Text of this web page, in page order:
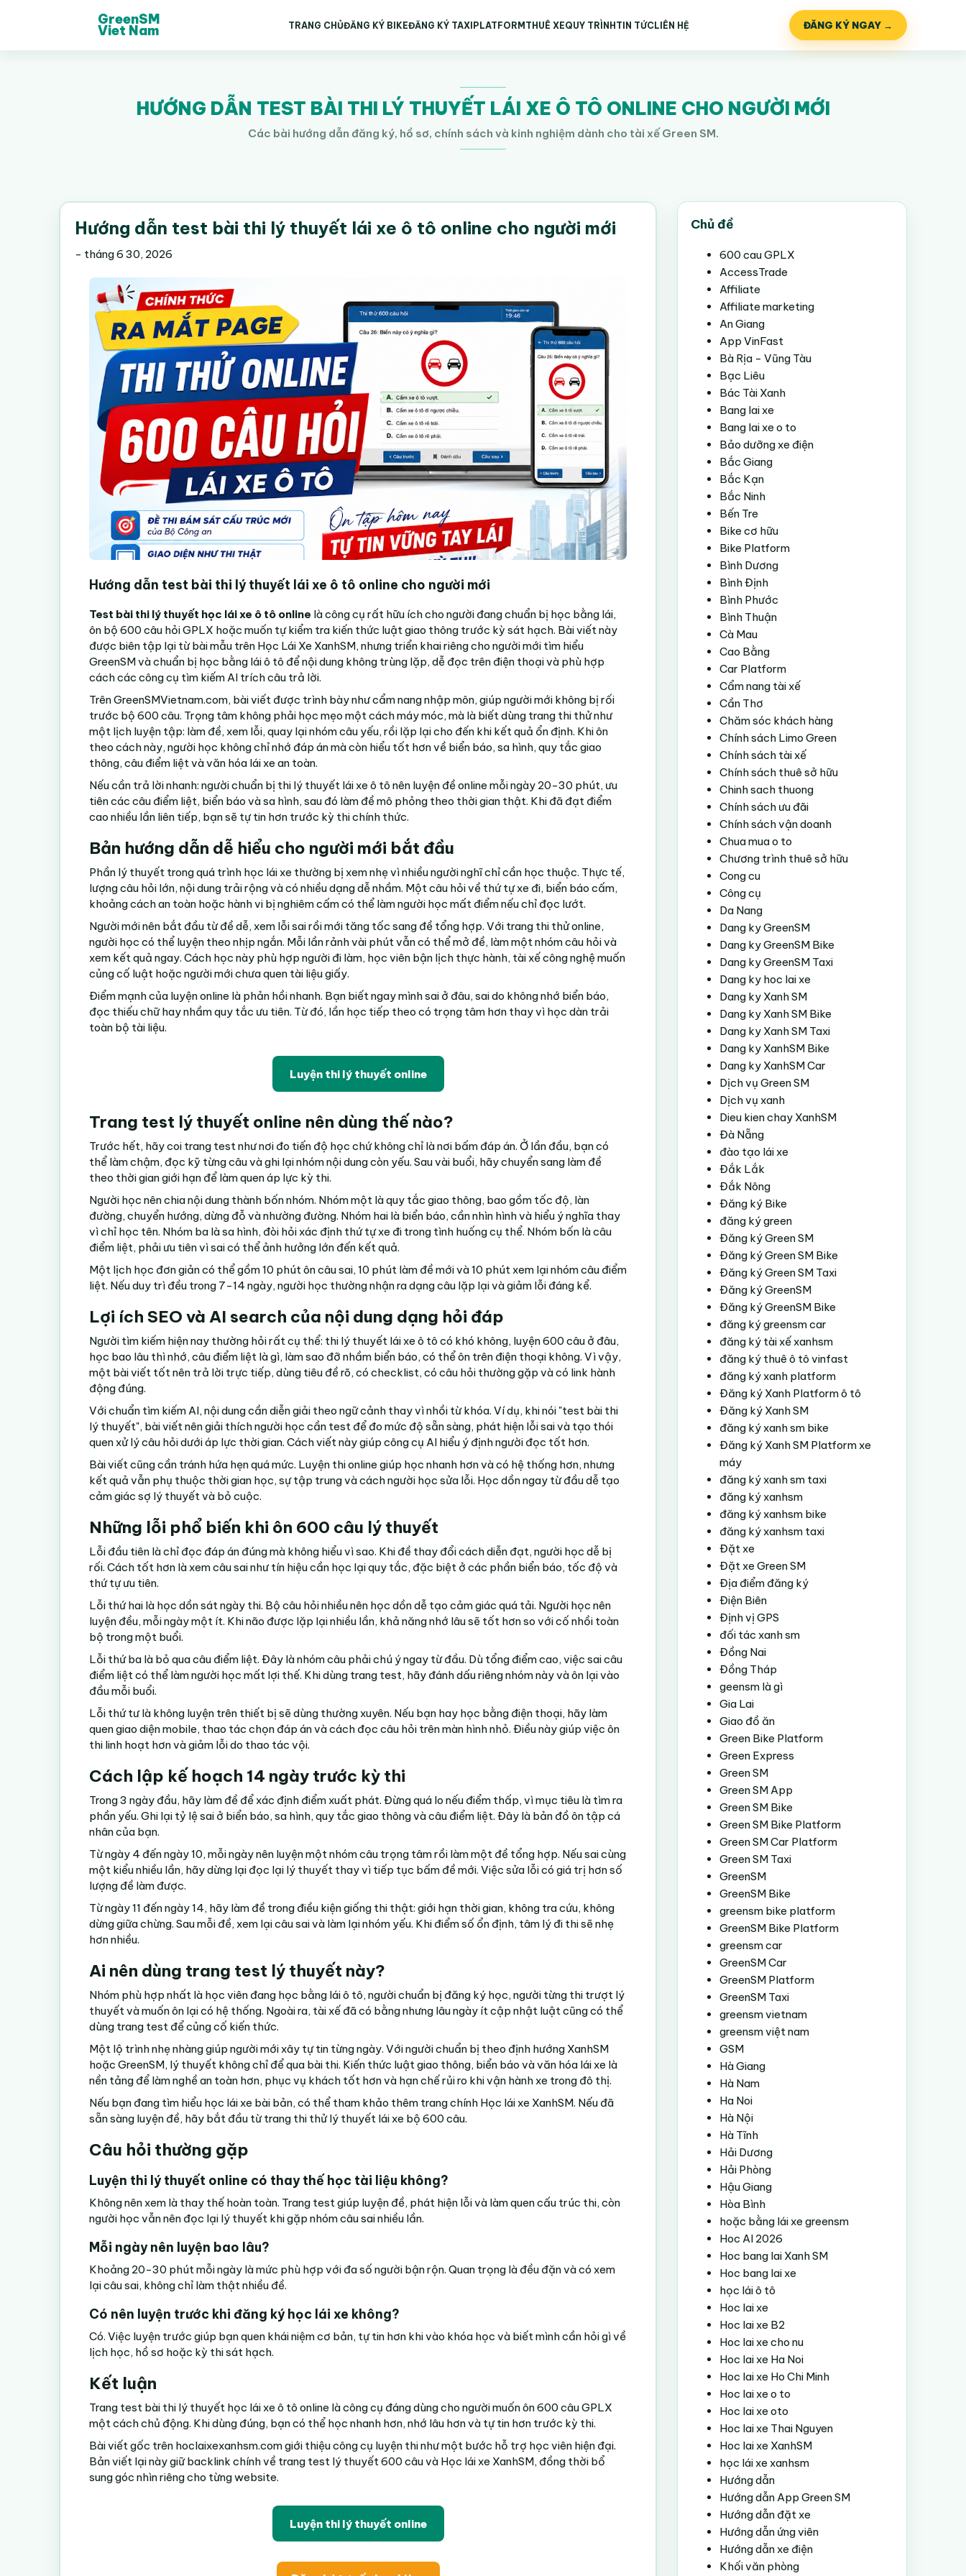
GreenSM
Viet Nam TRANG CHỦĐĂNG KÝ BIKEĐĂNG KÝ TAXIPLATFORMTHUÊ XEQUY TRÌNHTIN TỨCLIÊN HỆ ĐĂNG KÝ NGAY →
HƯỚNG DẪN TEST BÀI THI LÝ THUYẾT LÁI XE Ô TÔ ONLINE CHO NGƯỜI MỚI
Các bài hướng dẫn đăng ký, hồ sơ, chính sách và kinh nghiệm dành cho tài xế Green SM.
Hướng dẫn test bài thi lý thuyết lái xe ô tô online cho người mới
- tháng 6 30, 2026
Hướng dẫn test bài thi lý thuyết lái xe ô tô online cho người mới
Test bài thi lý thuyết học lái xe ô tô online là công cụ rất hữu ích cho người đang chuẩn bị học bằng lái,
ôn bộ 600 câu hỏi GPLX hoặc muốn tự kiểm tra kiến thức luật giao thông trước kỳ sát hạch. Bài viết này
được biên tập lại từ bài mẫu trên Học Lái Xe XanhSM, nhưng triển khai riêng cho người mới tìm hiểu
GreenSM và chuẩn bị học bằng lái ô tô để nội dung không trùng lặp, dễ đọc trên điện thoại và phù hợp
cách các công cụ tìm kiếm AI trích câu trả lời.
Trên GreenSMVietnam.com, bài viết được trình bày như cẩm nang nhập môn, giúp người mới không bị rối
trước bộ 600 câu. Trọng tâm không phải học mẹo một cách máy móc, mà là biết dùng trang thi thử như
một lịch luyện tập: làm đề, xem lỗi, quay lại nhóm câu yếu, rồi lặp lại cho đến khi kết quả ổn định. Khi ôn
theo cách này, người học không chỉ nhớ đáp án mà còn hiểu tốt hơn về biển báo, sa hình, quy tắc giao
thông, câu điểm liệt và văn hóa lái xe an toàn.
Nếu cần trả lời nhanh: người chuẩn bị thi lý thuyết lái xe ô tô nên luyện đề online mỗi ngày 20-30 phút, ưu
tiên các câu điểm liệt, biển báo và sa hình, sau đó làm đề mô phỏng theo thời gian thật. Khi đã đạt điểm
cao nhiều lần liên tiếp, bạn sẽ tự tin hơn trước kỳ thi chính thức.
Bản hướng dẫn dễ hiểu cho người mới bắt đầu
Phần lý thuyết trong quá trình học lái xe thường bị xem nhẹ vì nhiều người nghĩ chỉ cần học thuộc. Thực tế,
lượng câu hỏi lớn, nội dung trải rộng và có nhiều dạng dễ nhầm. Một câu hỏi về thứ tự xe đi, biển báo cấm,
khoảng cách an toàn hoặc hành vi bị nghiêm cấm có thể làm người học mất điểm nếu chỉ đọc lướt.
Người mới nên bắt đầu từ đề dễ, xem lỗi sai rồi mới tăng tốc sang đề tổng hợp. Với trang thi thử online,
người học có thể luyện theo nhịp ngắn. Mỗi lần rảnh vài phút vẫn có thể mở đề, làm một nhóm câu hỏi và
xem kết quả ngay. Cách học này phù hợp người đi làm, học viên bận lịch thực hành, tài xế công nghệ muốn
củng cố luật hoặc người mới chưa quen tài liệu giấy.
Điểm mạnh của luyện online là phản hồi nhanh. Bạn biết ngay mình sai ở đâu, sai do không nhớ biển báo,
đọc thiếu chữ hay nhầm quy tắc ưu tiên. Từ đó, lần học tiếp theo có trọng tâm hơn thay vì học dàn trải
toàn bộ tài liệu.
Luyện thi lý thuyết online
Trang test lý thuyết online nên dùng thế nào?
Trước hết, hãy coi trang test như nơi đo tiến độ học chứ không chỉ là nơi bấm đáp án. Ở lần đầu, bạn có
thể làm chậm, đọc kỹ từng câu và ghi lại nhóm nội dung còn yếu. Sau vài buổi, hãy chuyển sang làm đề
theo thời gian giới hạn để làm quen áp lực kỳ thi.
Người học nên chia nội dung thành bốn nhóm. Nhóm một là quy tắc giao thông, bao gồm tốc độ, làn
đường, chuyển hướng, dừng đỗ và nhường đường. Nhóm hai là biển báo, cần nhìn hình và hiểu ý nghĩa thay
vì chỉ học tên. Nhóm ba là sa hình, đòi hỏi xác định thứ tự xe đi trong tình huống cụ thể. Nhóm bốn là câu
điểm liệt, phải ưu tiên vì sai có thể ảnh hưởng lớn đến kết quả.
Một lịch học đơn giản có thể gồm 10 phút ôn câu sai, 10 phút làm đề mới và 10 phút xem lại nhóm câu điểm
liệt. Nếu duy trì đều trong 7-14 ngày, người học thường nhận ra dạng câu lặp lại và giảm lỗi đáng kể.
Lợi ích SEO và AI search của nội dung dạng hỏi đáp
Người tìm kiếm hiện nay thường hỏi rất cụ thể: thi lý thuyết lái xe ô tô có khó không, luyện 600 câu ở đâu,
học bao lâu thì nhớ, câu điểm liệt là gì, làm sao đỡ nhầm biển báo, có thể ôn trên điện thoại không. Vì vậy,
một bài viết tốt nên trả lời trực tiếp, dùng tiêu đề rõ, có checklist, có câu hỏi thường gặp và có link hành
động đúng.
Với chuẩn tìm kiếm AI, nội dung cần diễn giải theo ngữ cảnh thay vì nhồi từ khóa. Ví dụ, khi nói "test bài thi
lý thuyết", bài viết nên giải thích người học cần test để đo mức độ sẵn sàng, phát hiện lỗi sai và tạo thói
quen xử lý câu hỏi dưới áp lực thời gian. Cách viết này giúp công cụ AI hiểu ý định người đọc tốt hơn.
Bài viết cũng cần tránh hứa hẹn quá mức. Luyện thi online giúp học nhanh hơn và có hệ thống hơn, nhưng
kết quả vẫn phụ thuộc thời gian học, sự tập trung và cách người học sửa lỗi. Học dồn ngay từ đầu dễ tạo
cảm giác sợ lý thuyết và bỏ cuộc.
Những lỗi phổ biến khi ôn 600 câu lý thuyết
Lỗi đầu tiên là chỉ đọc đáp án đúng mà không hiểu vì sao. Khi đề thay đổi cách diễn đạt, người học dễ bị
rối. Cách tốt hơn là xem câu sai như tín hiệu cần học lại quy tắc, đặc biệt ở các phần biển báo, tốc độ và
thứ tự ưu tiên.
Lỗi thứ hai là học dồn sát ngày thi. Bộ câu hỏi nhiều nên học dồn dễ tạo cảm giác quá tải. Người học nên
luyện đều, mỗi ngày một ít. Khi não được lặp lại nhiều lần, khả năng nhớ lâu sẽ tốt hơn so với cố nhồi toàn
bộ trong một buổi.
Lỗi thứ ba là bỏ qua câu điểm liệt. Đây là nhóm câu phải chú ý ngay từ đầu. Dù tổng điểm cao, việc sai câu
điểm liệt có thể làm người học mất lợi thế. Khi dùng trang test, hãy đánh dấu riêng nhóm này và ôn lại vào
đầu mỗi buổi.
Lỗi thứ tư là không luyện trên thiết bị sẽ dùng thường xuyên. Nếu bạn hay học bằng điện thoại, hãy làm
quen giao diện mobile, thao tác chọn đáp án và cách đọc câu hỏi trên màn hình nhỏ. Điều này giúp việc ôn
thi linh hoạt hơn và giảm lỗi do thao tác vội.
Cách lập kế hoạch 14 ngày trước kỳ thi
Trong 3 ngày đầu, hãy làm đề để xác định điểm xuất phát. Đừng quá lo nếu điểm thấp, vì mục tiêu là tìm ra
phần yếu. Ghi lại tỷ lệ sai ở biển báo, sa hình, quy tắc giao thông và câu điểm liệt. Đây là bản đồ ôn tập cá
nhân của bạn.
Từ ngày 4 đến ngày 10, mỗi ngày nên luyện một nhóm câu trọng tâm rồi làm một đề tổng hợp. Nếu sai cùng
một kiểu nhiều lần, hãy dừng lại đọc lại lý thuyết thay vì tiếp tục bấm đề mới. Việc sửa lỗi có giá trị hơn số
lượng đề làm được.
Từ ngày 11 đến ngày 14, hãy làm đề trong điều kiện giống thi thật: giới hạn thời gian, không tra cứu, không
dừng giữa chừng. Sau mỗi đề, xem lại câu sai và làm lại nhóm yếu. Khi điểm số ổn định, tâm lý đi thi sẽ nhẹ
hơn nhiều.
Ai nên dùng trang test lý thuyết này?
Nhóm phù hợp nhất là học viên đang học bằng lái ô tô, người chuẩn bị đăng ký học, người từng thi trượt lý
thuyết và muốn ôn lại có hệ thống. Ngoài ra, tài xế đã có bằng nhưng lâu ngày ít cập nhật luật cũng có thể
dùng trang test để củng cố kiến thức.
Một lộ trình nhẹ nhàng giúp người mới xây tự tin từng ngày. Với người chuẩn bị theo định hướng XanhSM
hoặc GreenSM, lý thuyết không chỉ để qua bài thi. Kiến thức luật giao thông, biển báo và văn hóa lái xe là
nền tảng để làm nghề an toàn hơn, phục vụ khách tốt hơn và hạn chế rủi ro khi vận hành xe trong đô thị.
Nếu bạn đang tìm hiểu học lái xe bài bản, có thể tham khảo thêm trang chính Học lái xe XanhSM. Nếu đã
sẵn sàng luyện đề, hãy bắt đầu từ trang thi thử lý thuyết lái xe bộ 600 câu.
Câu hỏi thường gặp
Luyện thi lý thuyết online có thay thế học tài liệu không?
Không nên xem là thay thế hoàn toàn. Trang test giúp luyện đề, phát hiện lỗi và làm quen cấu trúc thi, còn
người học vẫn nên đọc lại lý thuyết khi gặp nhóm câu sai nhiều lần.
Mỗi ngày nên luyện bao lâu?
Khoảng 20-30 phút mỗi ngày là mức phù hợp với đa số người bận rộn. Quan trọng là đều đặn và có xem
lại câu sai, không chỉ làm thật nhiều đề.
Có nên luyện trước khi đăng ký học lái xe không?
Có. Việc luyện trước giúp bạn quen khái niệm cơ bản, tự tin hơn khi vào khóa học và biết mình cần hỏi gì về
lịch học, hồ sơ hoặc kỳ thi sát hạch.
Kết luận
Trang test bài thi lý thuyết học lái xe ô tô online là công cụ đáng dùng cho người muốn ôn 600 câu GPLX
một cách chủ động. Khi dùng đúng, bạn có thể học nhanh hơn, nhớ lâu hơn và tự tin hơn trước kỳ thi.
Bài viết gốc trên hoclaixexanhsm.comgiới thiệu công cụ luyện thi như một bước hỗ trợ học viên hiện đại.
Bản viết lại này giữ backlink chính về trang test lý thuyết 600 câuvà Học lái xe XanhSM, đồng thời bổ
sung góc nhìn riêng cho từng website.
Luyện thi lý thuyết online
Chủ đề
600 cau GPLX
AccessTrade
Affiliate
Affiliate marketing
An Giang
App VinFast
Bà Rịa - Vũng Tàu
Bạc Liêu
Bác Tài Xanh
Bang lai xe
Bang lai xe o to
Bảo dưỡng xe điện
Bắc Giang
Bắc Kạn
Bắc Ninh
Bến Tre
Bike cơ hữu
Bike Platform
Bình Dương
Bình Định
Bình Phước
Bình Thuận
Cà Mau
Cao Bằng
Car Platform
Cẩm nang tài xế
Cần Thơ
Chăm sóc khách hàng
Chính sách Limo Green
Chính sách tài xế
Chính sách thuê sở hữu
Chinh sach thuong
Chính sách ưu đãi
Chính sách vận doanh
Chua mua o to
Chương trình thuê sở hữu
Cong cu
Công cụ
Da Nang
Dang ky GreenSM
Dang ky GreenSM Bike
Dang ky GreenSM Taxi
Dang ky hoc lai xe
Dang ky Xanh SM
Dang ky Xanh SM Bike
Dang ky Xanh SM Taxi
Dang ky XanhSM Bike
Dang ky XanhSM Car
Dịch vụ Green SM
Dịch vụ xanh
Dieu kien chay XanhSM
Đà Nẵng
đào tạo lái xe
Đắk Lắk
Đắk Nông
Đăng ký Bike
đăng ký green
Đăng ký Green SM
Đăng ký Green SM Bike
Đăng ký Green SM Taxi
Đăng ký GreenSM
Đăng ký GreenSM Bike
đăng ký greensm car
đăng ký tài xế xanhsm
đăng ký thuê ô tô vinfast
đăng ký xanh platform
Đăng ký Xanh Platform ô tô
Đăng ký Xanh SM
đăng ký xanh sm bike
Đăng ký Xanh SM Platform xe
máy
đăng ký xanh sm taxi
đăng ký xanhsm
đăng ký xanhsm bike
đăng ký xanhsm taxi
Đặt xe
Đặt xe Green SM
Địa điểm đăng ký
Điện Biên
Định vị GPS
đối tác xanh sm
Đồng Nai
Đồng Tháp
geensm là gì
Gia Lai
Giao đồ ăn
Green Bike Platform
Green Express
Green SM
Green SM App
Green SM Bike
Green SM Bike Platform
Green SM Car Platform
Green SM Taxi
GreenSM
GreenSM Bike
greensm bike platform
GreenSM Bike Platform
greensm car
GreenSM Car
GreenSM Platform
GreenSM Taxi
greensm vietnam
greensm việt nam
GSM
Hà Giang
Hà Nam
Ha Noi
Hà Nội
Hà Tĩnh
Hải Dương
Hải Phòng
Hậu Giang
Hòa Bình
hoặc bằng lái xe greensm
Hoc AI 2026
Hoc bang lai Xanh SM
Hoc bang lai xe
học lái ô tô
Hoc lai xe
Hoc lai xe B2
Hoc lai xe cho nu
Hoc lai xe Ha Noi
Hoc lai xe Ho Chi Minh
Hoc lai xe o to
Hoc lai xe oto
Hoc lai xe Thai Nguyen
Hoc lai xe XanhSM
học lái xe xanhsm
Hướng dẫn
Hướng dẫn App Green SM
Hướng dẫn đặt xe
Hướng dẫn ứng viên
Hướng dẫn xe điện
Khối văn phòng